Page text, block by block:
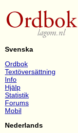
Svenska
Ordbok
Textöversättning
Info
Hjälp
Statistik
Forums
Mobil
Nederlands